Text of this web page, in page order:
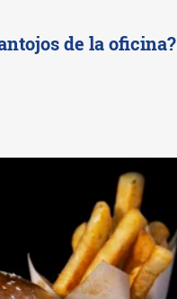
de la oficina?